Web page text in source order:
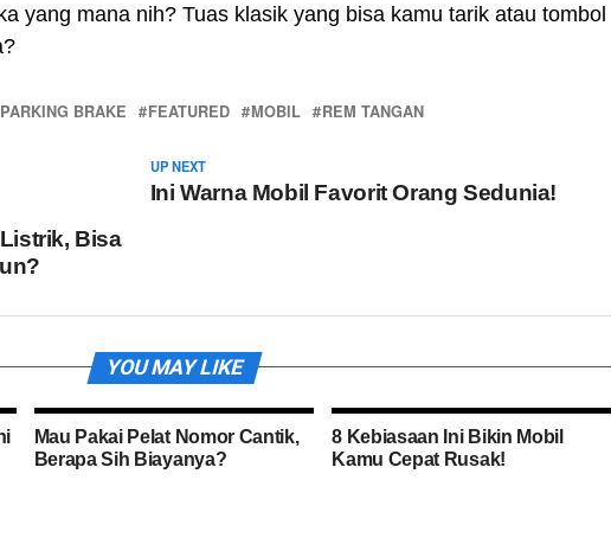
yang mana nih? Tuas klasik yang bisa kamu tarik atau tombol
BRAKE FEATURED MOBIL REM TANGAN
UP NEXT
Ini Warna Mobil Favorit Orang Sedunia!
Bisa
YOU MAY LIKE
Mau Pakai Pelat Nomor Cantik,
Berapa Sih Biayanya?
8 Kebiasaan Ini Bikin Mobil
Kamu Cepat Rusak!